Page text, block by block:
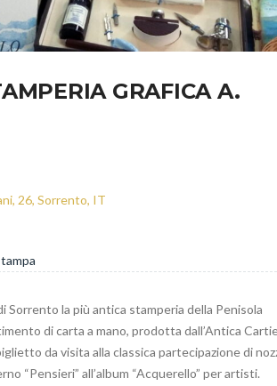
GRAFICA A.
26, Sorrento, IT
Sorrento la più antica stamperia della Penisola
di carta a mano, prodotta dall’Antica
da visita alla classica partecipazione di
“Pensieri” all’album “Acquerello” per artisti.